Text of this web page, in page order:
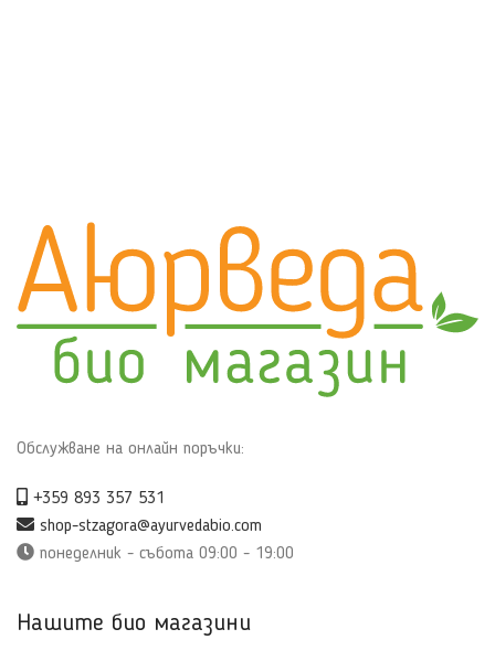
Обслужване на онлайн поръчки:
+359 893 357 531
shop-stzagora@ayurvedabio.com
понеделник - събота 09:00 - 19:00
Нашите био магазини